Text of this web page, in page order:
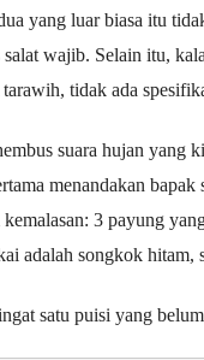
yang luar biasa itu
wajib. Selain itu,
tidak ada
suara hujan yang
menandakan
3 payung
adalah songkok
satu puisi yang